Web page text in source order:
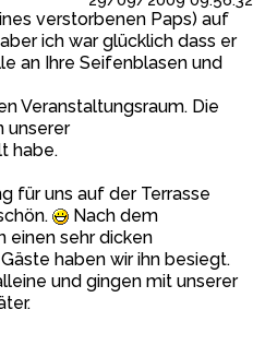
verstorbenen Paps) auf
ich war glücklich dass er
an Ihre Seifenblasen und
Veranstaltungsraum. Die
unserer
habe.
für uns auf der Terrasse
Nach dem
einen sehr dicken
haben wir ihn besiegt.
und gingen mit unserer